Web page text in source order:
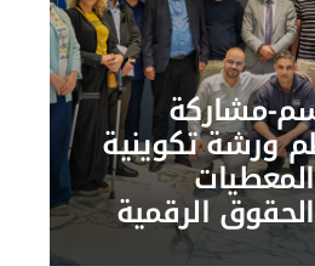
مشاركة
ورشة تكوينية
الرقمية